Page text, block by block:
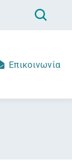
Επικοινωνία